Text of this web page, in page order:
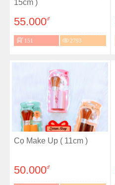
15cm )
55.000đ
151 2793
Cọ Make Up ( 11cm )
50.000đ